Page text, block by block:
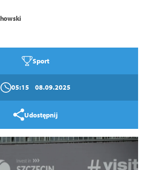
Sport
05:15 08.09.2025
Udostępnij